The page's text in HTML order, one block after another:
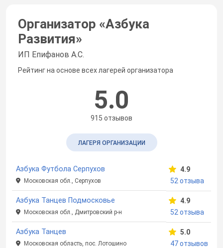
Организатор «Азбука
Развития»
ИП Епифанов А.С.
Рейтинг на основе всех лагерей организатора
5.0
915 отзывов
ЛАГЕРЯ ОРГАНИЗАЦИИ
Азбука Футбола Серпухов
Московская обл., Серпухов
4.9
52 отзыва
Азбука Танцев Подмосковье
Московская обл., Дмитровский р-н
4.9
52 отзыва
Азбука Танцев
Московская область, пос. Лотошино
5.0
47 отзывов